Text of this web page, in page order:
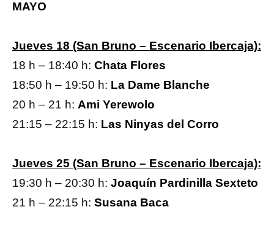
MAYO
Jueves 18 (San Bruno – Escenario Ibercaja):
18 h – 18:40 h: Chata Flores
18:50 h – 19:50 h: La Dame Blanche
20 h – 21 h: Ami Yerewolo
21:15 – 22:15 h: Las Ninyas del Corro
Jueves 25 (San Bruno – Escenario Ibercaja):
19:30 h – 20:30 h: Joaquín Pardinilla Sexteto
21 h – 22:15 h: Susana Baca